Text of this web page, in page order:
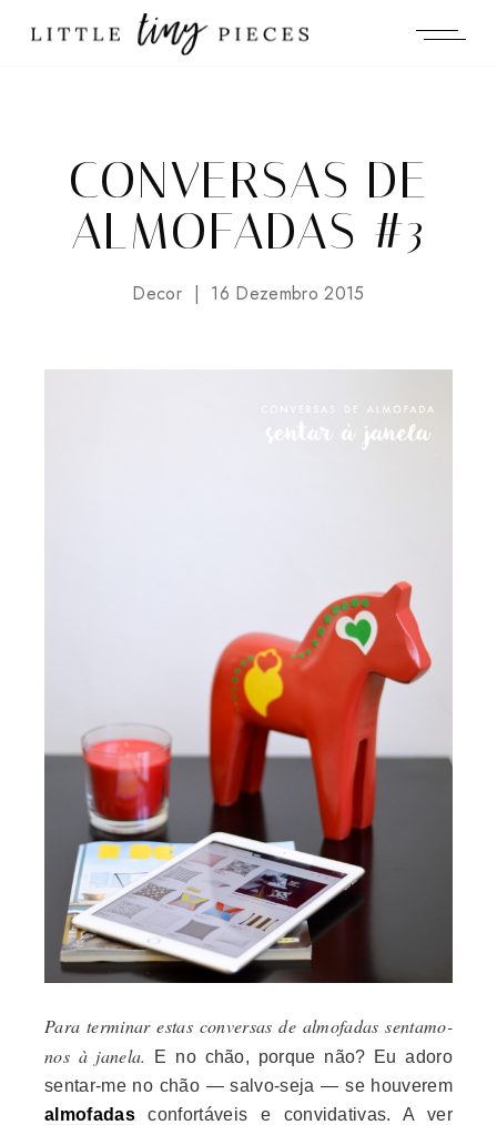
CONVERSAS DE
ALMOFADAS #3
Decor 16 Dezembro 2015
Para terminar estas conversas de almofadas sentamo-
nos à janela.
E no chão, porque não? Eu adoro
sentar-me no chão — salvo-seja — se houverem
almofadasconfortáveis e convidativas. A ver